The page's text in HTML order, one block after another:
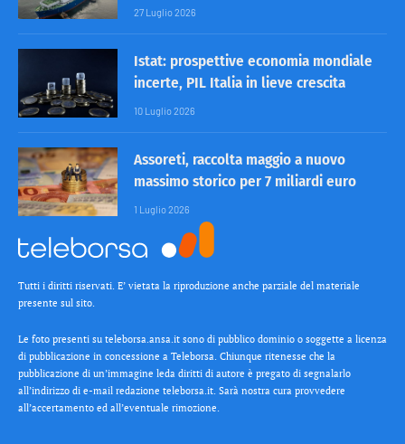
27 Luglio 2026
Istat: prospettive economia mondiale
incerte, PIL Italia in lieve crescita
10 Luglio 2026
Assoreti, raccolta maggio a nuovo
massimo storico per 7 miliardi euro
1 Luglio 2026
Tutti i diritti riservati. E’ vietata la riproduzione anche parziale del materiale
presente sul sito.
Le foto presenti su teleborsa.ansa.it sono di pubblico dominio o soggette a licenza
di pubblicazione in concessione a Teleborsa. Chiunque ritenesse che la
pubblicazione di un’immagine leda diritti di autore è pregato di segnalarlo
all’indirizzo di e-mail redazione teleborsa.it. Sarà nostra cura provvedere
all’accertamento ed all’eventuale rimozione.